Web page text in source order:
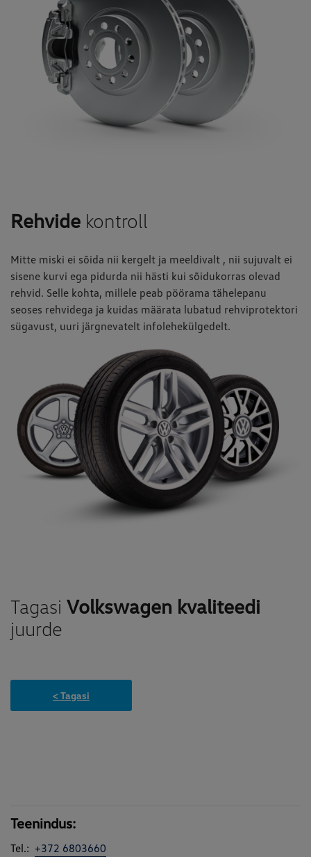
Rehvide kontroll
Mitte miski ei sõida nii kergelt ja meeldivalt , nii sujuvalt ei
sisene kurvi ega pidurda nii hästi kui sõidukorras olevad
rehvid. Selle kohta, millele peab pöörama tähelepanu
seoses rehvidega ja kuidas määrata lubatud rehviprotektori
sügavust, uuri järgnevatelt infolehekülgedelt.
Tagasi Volkswagen kvaliteedi
juurde
< Tagasi
Teenindus:
Tel.: +372 6803660